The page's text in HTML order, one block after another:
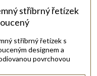
stříbrný řetízek
stříbrný řetízek s
designem a
povrchovou